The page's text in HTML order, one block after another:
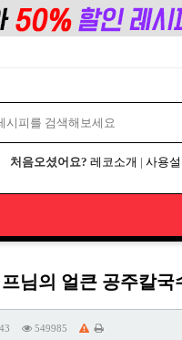
처음오셨어요? 레코소개 | 사용
님의 얼큰 공주칼국
549985